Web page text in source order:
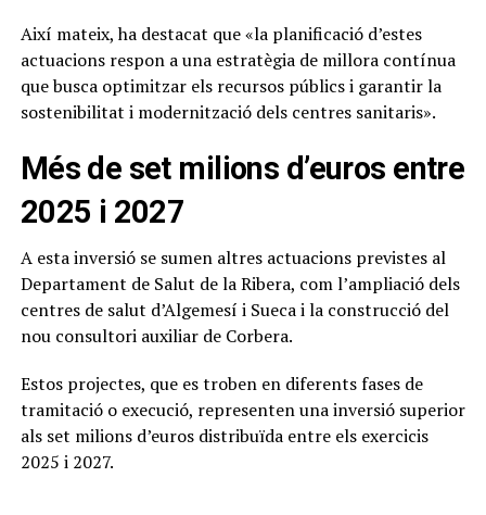
Així mateix, ha destacat que «la planificació d’estes
actuacions respon a una estratègia de millora contínua
que busca optimitzar els recursos públics i garantir la
sostenibilitat i modernització dels centres sanitaris».
Més de set milions d’euros entre
2025 i 2027
A esta inversió se sumen altres actuacions previstes al
Departament de Salut de la Ribera, com l’ampliació dels
centres de salut d’Algemesí i Sueca i la construcció del
nou consultori auxiliar de Corbera.
Estos projectes, que es troben en diferents fases de
tramitació o execució, representen una inversió superior
als set milions d’euros distribuïda entre els exercicis
2025 i 2027.